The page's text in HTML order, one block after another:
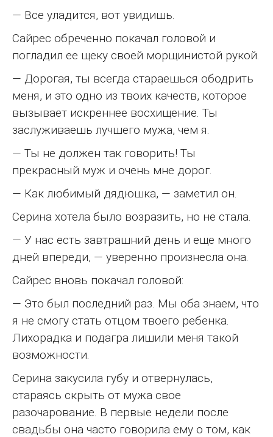
— Все уладится, вот увидишь.
Сайрес обреченно покачал головой и
погладил ее щеку своей морщинистой рукой.
— Дорогая, ты всегда стараешься ободрить
меня, и это одно из твоих качеств, которое
вызывает искреннее восхищение. Ты
заслуживаешь лучшего мужа, чем я.
— Ты не должен так говорить! Ты
прекрасный муж и очень мне дорог.
— Как любимый дядюшка, — заметил он.
Серина хотела было возразить, но не стала.
— У нас есть завтрашний день и еще много
дней впереди, — уверенно произнесла она.
Сайрес вновь покачал головой:
— Это был последний раз. Мы оба знаем, что
я не смогу стать отцом твоего ребенка.
Лихорадка и подагра лишили меня такой
возможности.
Серина закусила губу и отвернулась,
стараясь скрыть от мужа свое
разочарование. В первые недели после
свадьбы она часто говорила ему о том, как